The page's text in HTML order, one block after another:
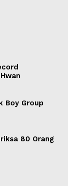
Boy Group
80 Orang